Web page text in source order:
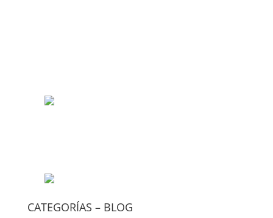
CATEGORÍAS – BLOG